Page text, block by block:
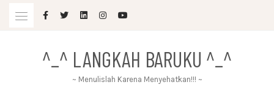
^_^ LANGKAH BARUKU ^_^
~ Menulislah Karena Menyehatkan!!! ~